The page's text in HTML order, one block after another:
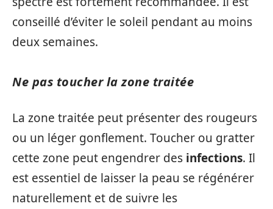
conseillé d’éviter le soleil pendant au moins
deux semaines.
Ne pas toucher la zone traitée
La zone traitée peut présenter des rougeurs
ou un léger gonflement. Toucher ou gratter
cette zone peut engendrer des infections. Il
est essentiel de laisser la peau se régénérer
naturellement et de suivre les